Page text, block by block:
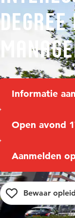
degree
Informatie
Open avond
Aanmelden